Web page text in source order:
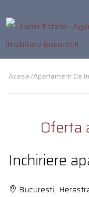
Acasa /Apartament De
Oferta
Inchiriere
Bucuresti,